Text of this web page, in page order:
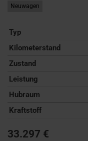
Neuwagen
Typ
Kilometerstand
Zustand
Leistung
Hubraum
Kraftstoff
33.297 €